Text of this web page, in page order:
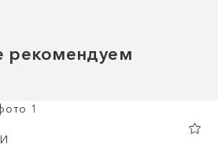
рекомендуем